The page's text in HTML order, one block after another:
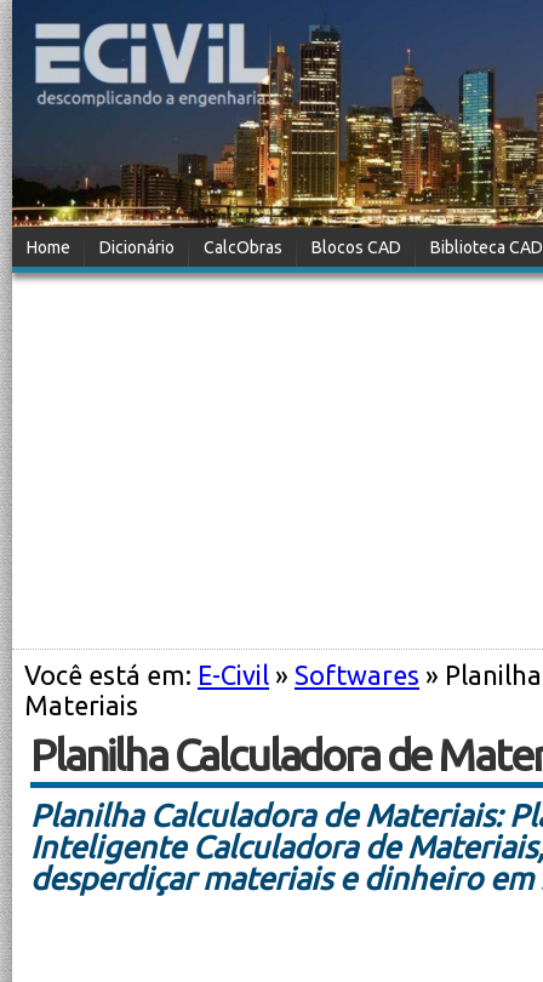
Home Dicionário CalcObras Blocos CAD Biblioteca CAD
Você está em: E-Civil » Softwares »
Materiais
Planilha Calculadora de
Planilha Calculadora de Materiais:
Inteligente Calculadora de
desperdiçar materiais e dinheiro em